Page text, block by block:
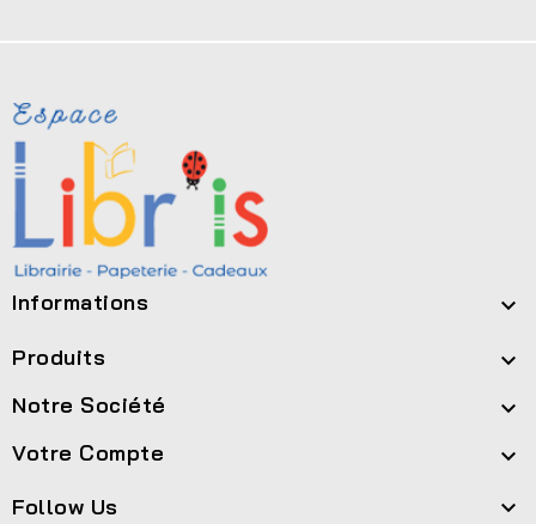
Informations 
Produits 
Notre Société 
Votre Compte 
Follow Us 